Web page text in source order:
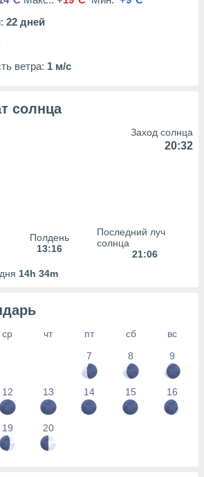
22 дней
ветра: 1 м/с
солнца
Заход солнца
20:32
Полдень
13:16
Последний луч
солнца
21:06
14h 34m
ср чт пт сб
вс
7
8 9
12 13 14 15 16
19 20